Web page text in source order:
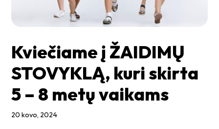
Kviečiame į ŽAIDIMŲ
STOVYKLĄ, kuri skirta
5 – 8 metų vaikams
20 kovo, 2024